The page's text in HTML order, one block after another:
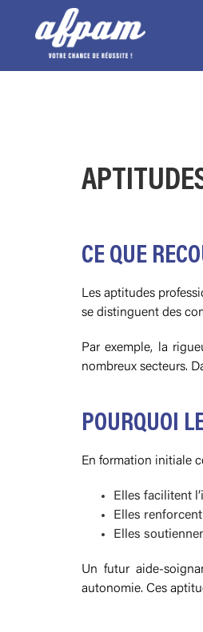
CE QUE
Les aptitudes
se distinguent des
Par exemple, la
nombreux secteurs.
POURQUOI
En formation initiale
Elles facilitent
Elles
Elles
Un futur aide-
autonomie. Ces